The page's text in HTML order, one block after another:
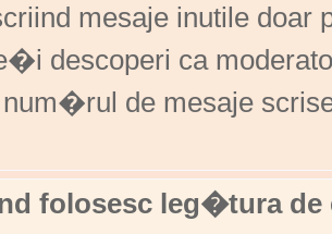
mesaje inutile
descoperi ca
de mesaje
folosesc leg�tura